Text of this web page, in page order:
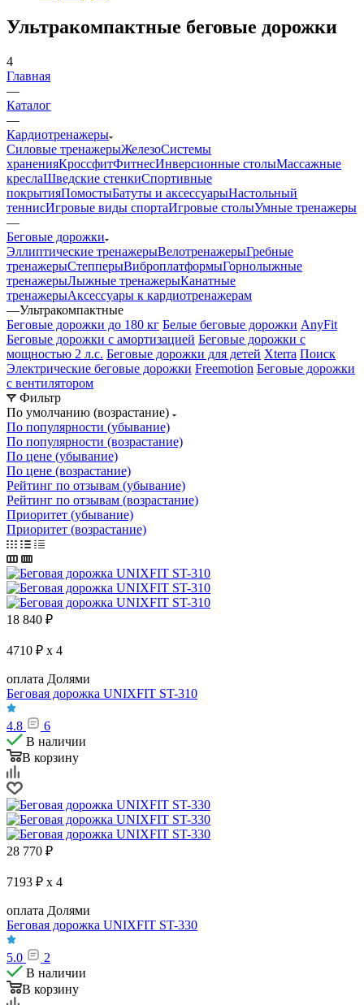
Ультракомпактные беговые дорожки
4
Главная
—
Каталог
—
Кардиотренажеры
Силовые тренажерыЖелезоСистемы
храненияКроссфитФитнесИнверсионные столыМассажные
креслаШведские стенкиСпортивные
покрытияПомостыБатуты и аксессуарыНастольный
теннисИгровые виды спортаИгровые столыУмные тренажеры
—
Беговые дорожки
Эллиптические тренажерыВелотренажерыГребные
тренажерыСтепперыВиброплатформыГорнолыжные
тренажерыЛыжные тренажерыКанатные
тренажерыАксессуары к кардиотренажерам
—Ультракомпактные
Беговые дорожки до 180 кг Белые беговые дорожки AnyFit
Беговые дорожки с амортизацией Беговые дорожки с
мощностью 2 л.с. Беговые дорожки для детей Xterra Поиск
Электрические беговые дорожки Freemotion Беговые дорожки
с вентилятором
Фильтр
По умолчанию (возрастание)
По популярности (убывание)
По популярности (возрастание)
По цене (убывание)
По цене (возрастание)
Рейтинг по отзывам (убывание)
Рейтинг по отзывам (возрастание)
Приоритет (убывание)
Приоритет (возрастание)
18 840 ₽
4710 ₽ x 4
оплата Долями
Беговая дорожка UNIXFIT ST-310
4.8
6
В наличии
В корзину
28 770 ₽
7193 ₽ x 4
оплата Долями
Беговая дорожка UNIXFIT ST-330
5.0
2
В наличии
В корзину